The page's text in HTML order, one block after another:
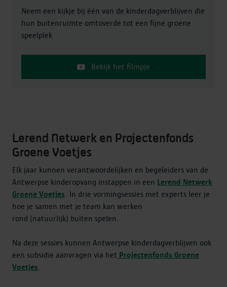
Neem een kijkje bij één van de kinderdagverblijven die
hun buitenruimte omtoverde tot een fijne groene
speelplek
Bekijk het filmpje
Lerend Netwerk en Projectenfonds
Groene Voetjes
Elk jaar kunnen verantwoordelijken en begeleiders van de
Antwerpse kinderopvang instappen in een Lerend Netwerk
Groene Voetjes. In drie vormingsessies met experts leer je
hoe je samen met je team kan werken
rond (natuurlijk) buiten spelen.
Na deze sessies kunnen Antwerpse kinderdagverblijven ook
een subsidie aanvragen via het Projectenfonds Groene
Voetjes.